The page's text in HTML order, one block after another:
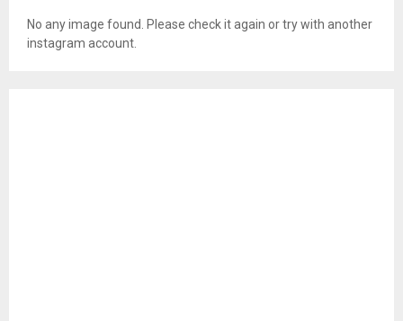
No any image found. Please check it again or try with another
instagram account.